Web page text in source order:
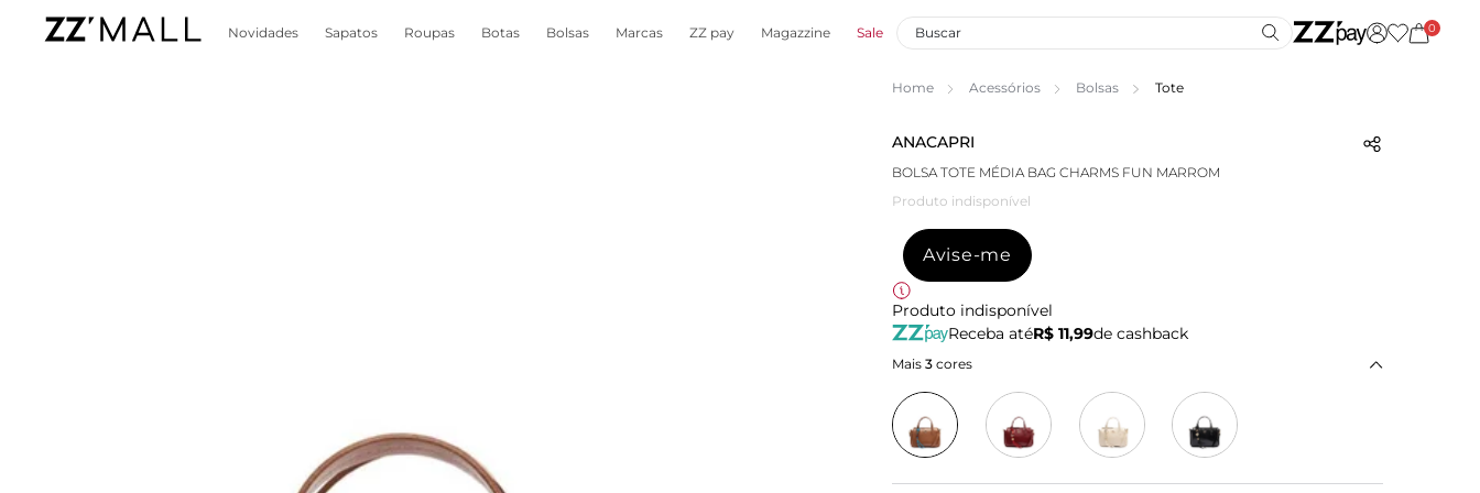
Novidades Sapatos Roupas Botas Bolsas Marcas ZZ pay Magazzine Sale 0
Home Acessórios Bolsas Tote
ANACAPRI
BOLSA TOTE MÉDIA BAG CHARMS FUN MARROM
Produto indisponível
Avise-me
Produto indisponível
Receba atéR$ 11,99de cashback
Mais 3 cores